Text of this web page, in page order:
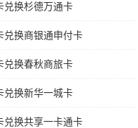
兑换杉德万通卡
兑换商银通申付卡
兑换春秋商旅卡
兑换新华一城卡
兑换共享一卡通卡